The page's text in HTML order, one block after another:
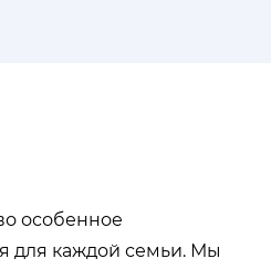
особенное
для каждой семьи. Мы